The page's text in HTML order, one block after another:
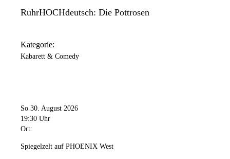
RuhrHOCHdeutsch: Die Pottrosen
Kategorie:
Kabarett & Comedy
So 30. August 2026
19:30 Uhr
Ort:
Spiegelzelt auf PHOENIX West